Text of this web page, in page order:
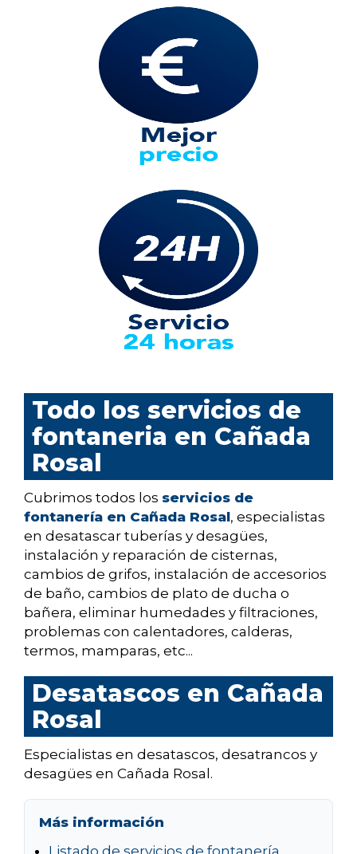
Todo los servicios de
fontaneria en Cañada
Rosal
Cubrimos todos los servicios de
fontanería en Cañada Rosal, especialistas
en desatascar tuberías y desagües,
instalación y reparación de cisternas,
cambios de grifos, instalación de accesorios
de baño, cambios de plato de ducha o
bañera, eliminar humedades y filtraciones,
problemas con calentadores, calderas,
termos, mamparas, etc...
Desatascos en Cañada
Rosal
Especialistas en desatascos, desatrancos y
desagües en Cañada Rosal.
Más información